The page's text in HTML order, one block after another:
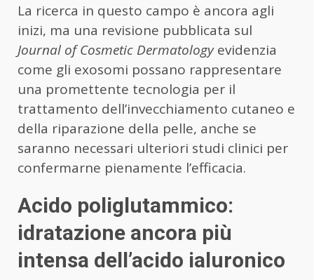
La ricerca in questo campo è ancora agli
inizi, ma una revisione pubblicata sul
Journal of Cosmetic Dermatologyevidenzia
come gli exosomi possano rappresentare
una promettente tecnologia per il
trattamento dell’invecchiamento cutaneo e
della riparazione della pelle, anche se
saranno necessari ulteriori studi clinici per
confermarne pienamente l’efficacia.
Acido poliglutammico:
idratazione ancora più
intensa dell’acido ialuronico